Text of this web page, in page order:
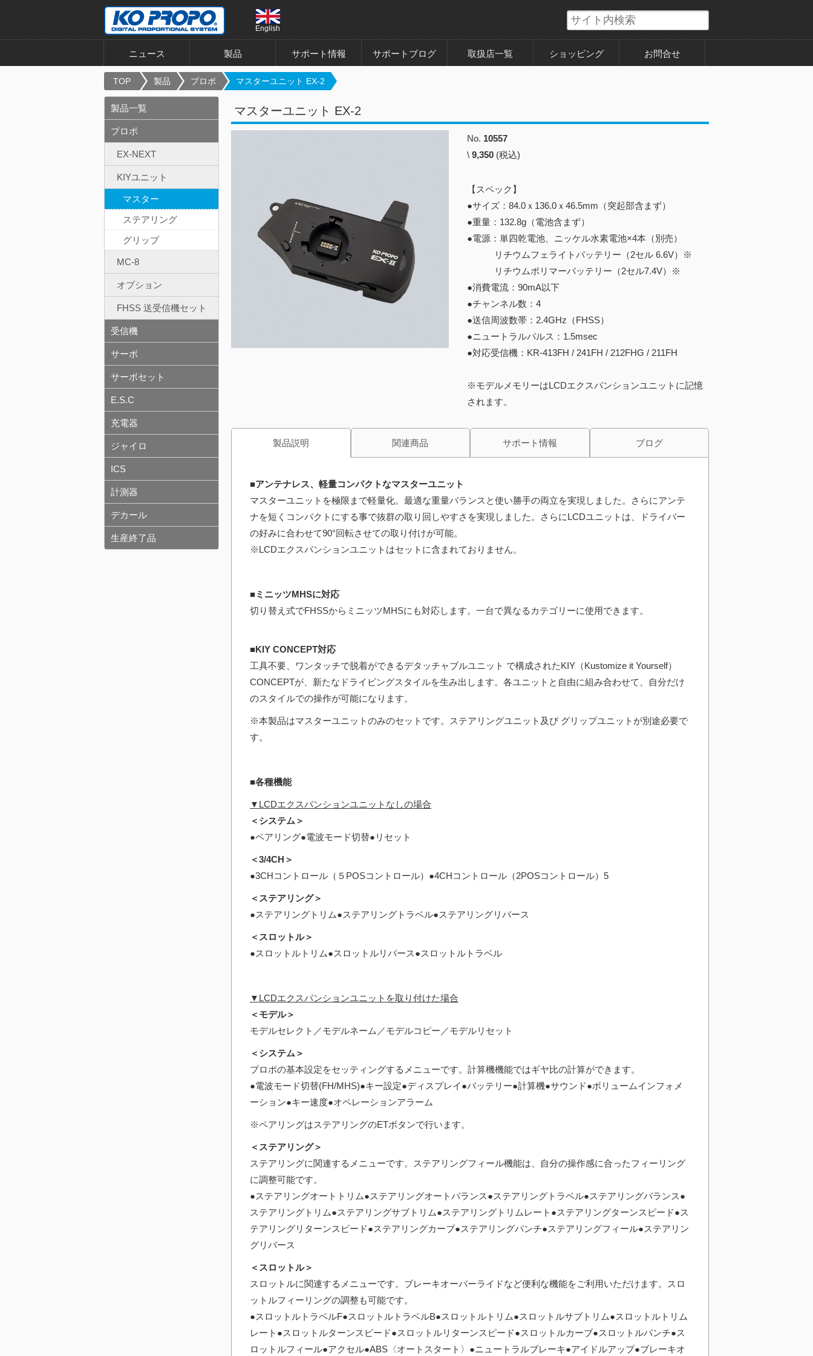
English
ニュース 製品 サポート情報 サポートブログ 取扱店一覧 ショッピング お問合せ
TOP 製品 プロポ マスターユニット EX-2
マスターユニット EX-2
No. 10557
\ 9,350 (税込)
【スペック】
●サイズ：84.0ｘ136.0ｘ46.5mm（突起部含まず）
●重量：132.8g（電池含まず）
●電源：単四乾電池、ニッケル水素電池×4本（別売）
リチウムフェライトバッテリー（2セル 6.6V）※
リチウムポリマーバッテリー（2セル7.4V）※
●消費電流：90mA以下
●チャンネル数：4
●送信周波数帯：2.4GHz（FHSS）
●ニュートラルパルス：1.5msec
●対応受信機：KR-413FH / 241FH / 212FHG / 211FH
※モデルメモリーはLCDエクスパンションユニットに記憶
されます。
製品説明 関連商品 サポート情報 ブログ
■アンテナレス、軽量コンパクトなマスターユニット
マスターユニットを極限まで軽量化。最適な重量バランスと使い勝手の両立を実現しました。さらにアンテ
ナを短くコンパクトにする事で抜群の取り回しやすさを実現しました。さらにLCDユニットは、ドライバー
の好みに合わせて90°回転させての取り付けが可能。
※LCDエクスパンションユニットはセットに含まれておりません。
■ミニッツMHSに対応
切り替え式でFHSSからミニッツMHSにも対応します。一台で異なるカテゴリーに使用できます。
■KIY CONCEPT対応
工具不要、ワンタッチで脱着ができるデタッチャブルユニット で構成されたKIY（Kustomize it Yourself）
CONCEPTが、新たなドライビングスタイルを生み出します。各ユニットと自由に組み合わせて、自分だけ
のスタイルでの操作が可能になります。
※本製品はマスターユニットのみのセットです。ステアリングユニット及び グリップユニットが別途必要で
す。
■各種機能
▼LCDエクスパンションユニットなしの場合
＜システム＞
●ペアリング●電波モード切替●リセット
＜3/4CH＞
●3CHコントロール（５POSコントロール）●4CHコントロール（2POSコントロール）5
＜ステアリング＞
●ステアリングトリム●ステアリングトラベル●ステアリングリバース
＜スロットル＞
●スロットルトリム●スロットルリバース●スロットルトラベル
▼LCDエクスパンションユニットを取り付けた場合
＜モデル＞
モデルセレクト／モデルネーム／モデルコピー／モデルリセット
＜システム＞
プロポの基本設定をセッティングするメニューです。計算機機能ではギヤ比の計算ができます。
●電波モード切替(FH/MHS)●キー設定●ディスプレイ●バッテリー●計算機●サウンド●ボリュームインフォメ
ーション●キー速度●オペレーションアラーム
※ペアリングはステアリングのETボタンで行います。
＜ステアリング＞
ステアリングに関連するメニューです。ステアリングフィール機能は、自分の操作感に合ったフィーリング
に調整可能です。
●ステアリングオートトリム●ステアリングオートバランス●ステアリングトラベル●ステアリングバランス●
ステアリングトリム●ステアリングサブトリム●ステアリングトリムレート●ステアリングターンスピード●ス
テアリングリターンスピード●ステアリングカーブ●ステアリングパンチ●ステアリングフィール●ステアリン
グリバース
＜スロットル＞
スロットルに関連するメニューです。ブレーキオーバーライドなど便利な機能をご利用いただけます。スロ
ットルフィーリングの調整も可能です。
●スロットルトラベルF●スロットルトラベルB●スロットルトリム●スロットルサブトリム●スロットルトリム
レート●スロットルターンスピード●スロットルリターンスピード●スロットルカーブ●スロットルパンチ●ス
ロットルフィール●アクセル●ABS〈オートスタート〉●ニュートラルブレーキ●アイドルアップ●ブレーキオ
製品一覧
プロポ
EX-NEXT
KIYユニット
マスター
ステアリング
グリップ
MC-8
オプション
FHSS 送受信機セット
受信機
サーボ
サーボセット
E.S.C
充電器
ジャイロ
ICS
計測器
デカール
生産終了品